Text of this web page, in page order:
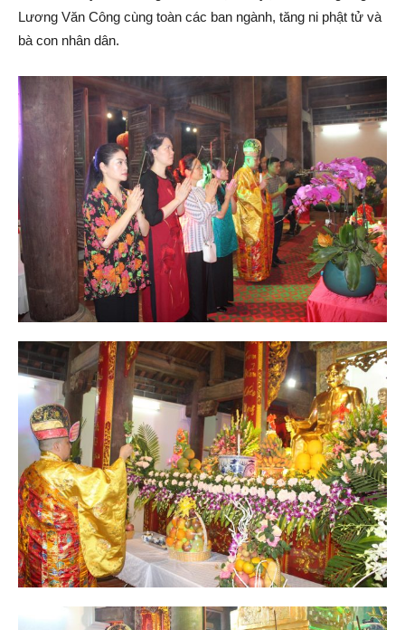
Lương Văn Công cùng toàn các ban ngành, tăng ni phật tử và
bà con nhân dân.